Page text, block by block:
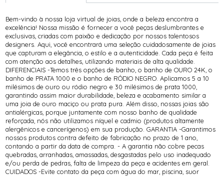
Bem-vindo à nossa loja virtual de joias, onde a beleza encontra a
excelência! Nossa missão é fornecer a você peças deslumbrantes e
exclusivas, criadas com paixão e dedicação por nossos talentosos
designers. Aqui, você encontrará uma seleção cuidadosamente de joias
que capturam a elegância, o estilo e a autenticidade. Cada peça é feita
com atenção aos detalhes, utilizando materiais de alta qualidade.
DIFERENCIAIS -Temos três opções de banho, o banho de OURO 24K, o
banho de PRATA 1000 e o banho de RÓDIO NEGRO. Aplicamos 5 a 10
milésimos de ouro ou ródio negro e 30 milésimos de prata 1000,
garantindo assim maior durabilidade, beleza e acabamento similar a
uma joia de ouro maciço ou prata pura. Além disso, nossas joias são
antialérgicas, porque juntamente com nosso banho de qualidade
reforçada, nós não utilizamos níquel e cadmio (produtos altamente
alergênicos e cancerígenos) em sua produção. GARANTIA -Garantimos
nossos produtos contra defeito de fabricação no prazo de 1 ano,
contando a partir da data de compra. - A garantia não cobre pecas
quebradas, arranhadas, amassadas, desgastadas pelo uso inadequado
e/ou perda de pedras, falta de limpeza da peça e acidentes em geral.
CUIDADOS -Evite contato da peça com água do mar, piscina, suor